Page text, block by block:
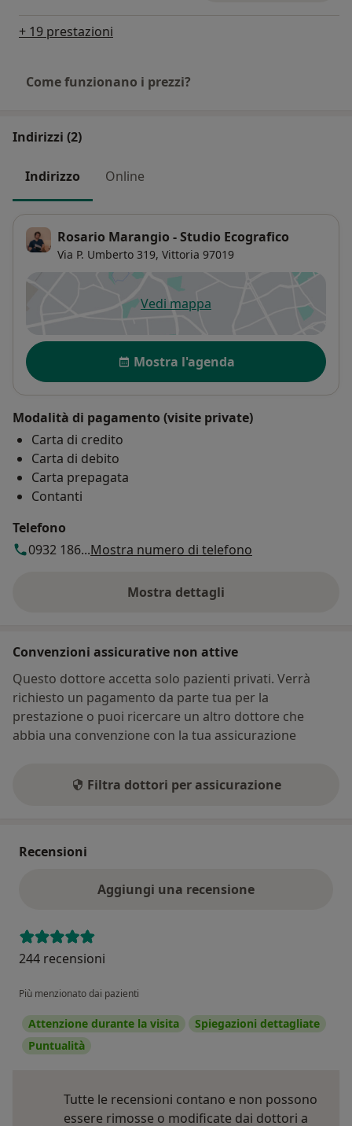
+ 19 prestazioni
Come funzionano i prezzi?
Indirizzi (2)
Indirizzo Online
Rosario Marangio - Studio Ecografico
Via P. Umberto 319, Vittoria 97019
Vedi mappasi apre in una nuova scheda
Disponibilità
Mostra l'agenda
Modalità di pagamento (visite private)
Carta di credito
Carta di debito
Carta prepagata
Contanti
Telefono
0932 186...Mostra numero di telefono
Mostra dettagli
sull'indirizzo
Convenzioni assicurative non attive
Questo dottore accetta solo pazienti privati. Verrà
richiesto un pagamento da parte tua per la
prestazione o puoi ricercare un altro dottore che
abbia una convenzione con la tua assicurazione
Filtra dottori per assicurazione
Recensioni
Aggiungi una recensione
244 recensioni
Più menzionato dai pazienti
Attenzione durante la visita
Spiegazioni dettagliate
Puntualità
Tutte le recensioni contano e non possono
essere rimosse o modificate dai dottori a